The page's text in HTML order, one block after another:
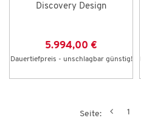
Discovery Design
5.994,00 €
Dauertiefpreis - unschlagbar günstig!
Seite: 1